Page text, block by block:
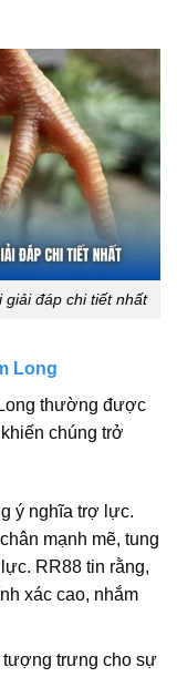
giải đáp chi tiết nhất
Long
thường được
chúng trở
ý nghĩa trợ lực.
mạnh mẽ, tung
RR88 tin rằng,
xác cao, nhắm
tượng trưng cho sự